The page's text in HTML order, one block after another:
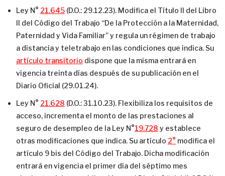
Ley N° 21.645 (D.O.: 29.12.23). Modifica el Título II del Libro
II del Código del Trabajo “De la Protección a la Maternidad,
Paternidad y Vida Familiar” y regula un régimen de trabajo
a distancia y teletrabajo en las condiciones que indica. Su
artículo transitorio dispone que la misma entrará en
vigencia treinta días después de su publicación en el
Diario Oficial (29.01.24).
Ley N° 21.628 (D.O.: 31.10.23). Flexibiliza los requisitos de
acceso, incrementa el monto de las prestaciones al
seguro de desempleo de la Ley N°19.728 y establece
otras modificaciones que indica. Su artículo 2° modifica el
artículo 9 bis del Código del Trabajo. Dicha modificación
entrará en vigencia el primer día del séptimo mes